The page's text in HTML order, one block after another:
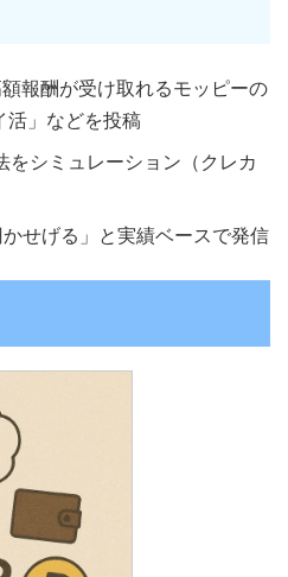
報酬が受け取れるモッピーの
活」などを投稿
をシミュレーション（クレカ
せげる」と実績ベースで発信